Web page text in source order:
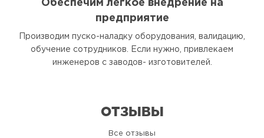
Обеспечим легкое внедрение на
предприятие
Производим пуско-наладку оборудования, валидацию,
обучение сотрудников. Если нужно, привлекаем
инженеров с заводов- изготовителей.
ОТЗЫВЫ
Все отзывы